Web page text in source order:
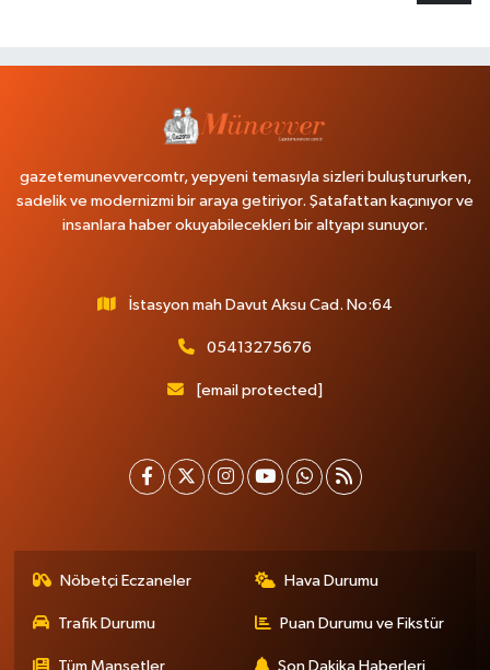
gazetemunevvercomtr, yepyeni temasıyla sizleri buluştururken,
sadelik ve modernizmi bir araya getiriyor. Şatafattan kaçınıyor ve
insanlara haber okuyabilecekleri bir altyapı sunuyor.
İstasyon mah Davut Aksu Cad. No:64
05413275676
[email protected]
Nöbetçi Eczaneler Hava Durumu
Trafik Durumu Puan Durumu ve Fikstür
Tüm Manşetler Son Dakika Haberleri